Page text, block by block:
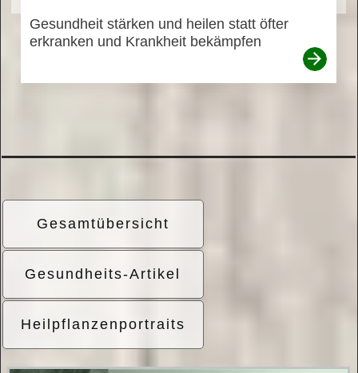
Gesundheit stärken und heilen statt öfter
erkranken und Krankheit bekämpfen
Gesamtübersicht
Gesundheits-Artikel
Heilpflanzenportraits